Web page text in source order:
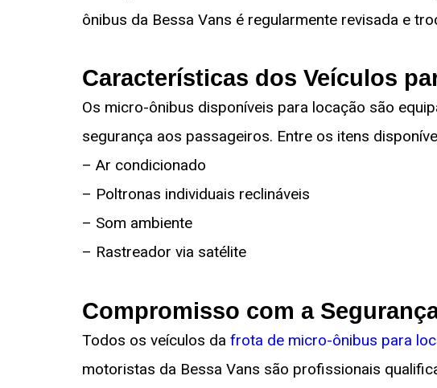
ônibus da Bessa Vans é regularmente revisada e
Características dos Veículos
Os micro-ônibus disponíveis para locação são
segurança aos passageiros. Entre os itens
– Ar condicionado
– Poltronas individuais reclináveis
– Som ambiente
– Rastreador via satélite
Compromisso com a
Todos os veículos da frota de micro-ônibus para
motoristas da Bessa Vans são profissionais